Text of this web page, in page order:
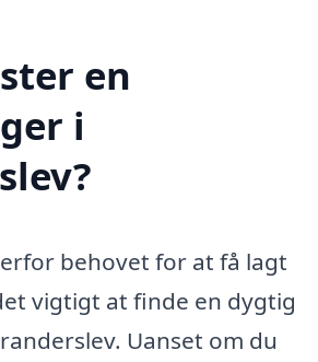
en
i
behovet for at få lagt
vigtigt at finde en dygtig
Uanset om du